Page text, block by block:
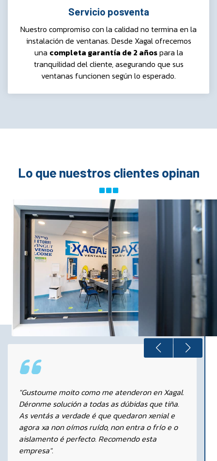
Servicio posventa
Nuestro compromiso con la calidad no termina en la
instalación de ventanas. Desde Xagal ofrecemos
una completa garantía de 2 añospara la
tranquilidad del cliente, asegurando que sus
ventanas funcionen según lo esperado.
Lo que nuestros clientes opinan
"Gustoume moito como me atenderon en Xagal.
Déronme solución a todas as dúbidas que tiña.
As ventás a verdade é que quedaron xenial e
agora xa non oímos ruído, non entra o frío e o
aislamento é perfecto. Recomendo esta
empresa".